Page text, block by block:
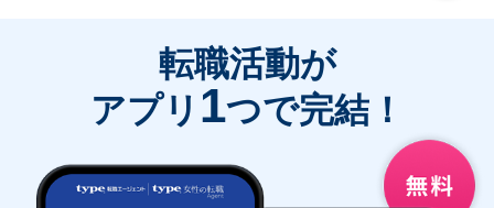
転職活動が
アプリ 1つで完結！